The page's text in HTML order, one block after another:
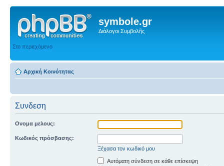
symbole.gr
Διάλογοι Συμβολῆς
Στο περιεχόμενο
Αρχική Κοινότητας
Συνδεση
Ονομα μελους:
Κωδικός πρόσβασης:
Ξέχασα τον κωδικό μου
Αυτόματη σύνδεση σε κάθε επίσκεψη